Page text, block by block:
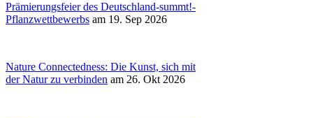
Prämierungsfeier des Deutschland-summt!-
Pflanzwettbewerbs am 19. Sep 2026
Nature Connectedness: Die Kunst, sich mit
der Natur zu verbinden am 26. Okt 2026